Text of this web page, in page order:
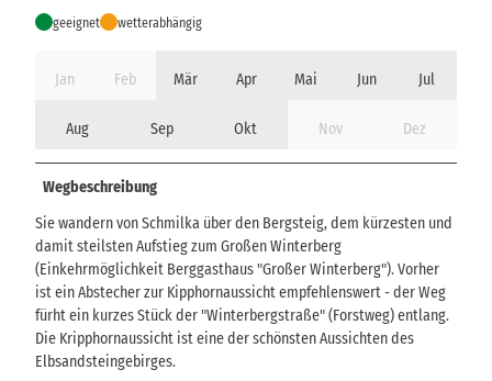
geeignet wetterabhängig
Jan Feb Mär Apr Mai Jun Jul
Aug Sep Okt Nov Dez
Wegbeschreibung
Sie wandern von Schmilka über den Bergsteig, dem kürzesten und
damit steilsten Aufstieg zum Großen Winterberg
(Einkehrmöglichkeit Berggasthaus "Großer Winterberg"). Vorher
ist ein Abstecher zur Kipphornaussicht empfehlenswert - der Weg
fürht ein kurzes Stück der "Winterbergstraße" (Forstweg) entlang.
Die Kripphornaussicht ist eine der schönsten Aussichten des
Elbsandsteingebirges.